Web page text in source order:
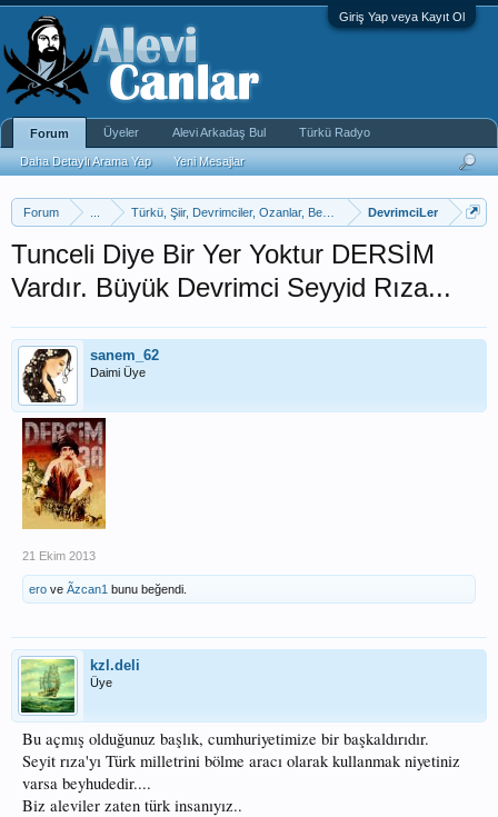
Giriş Yap veya Kayıt Ol
Forum Türkü, Şiir, Devrimciler, Ozanlar, Bektaşi FıkraDevrimciLer
Tunceli Diye Bir Yer Yoktur DERSİM
Vardır. Büyük Devrimci Seyyid Rıza...
sanem_62
Daimi Üye
21 Ekim 2013
ero ve Ãzcan1 bunu beğendi.
kzl.deli
Üye
Bu açmış olduğunuz başlık, cumhuriyetimize bir başkaldırıdır.
Seyit rıza'yı Türk milletrini bölme aracı olarak kullanmak niyetiniz
varsa beyhudedir....
Biz aleviler zaten türk insanıyız..
Forum
Daha Detaylı Arama Yap Yeni Mesajlar
Üyeler Alevi Arkadaş Bul Türkü Radyo